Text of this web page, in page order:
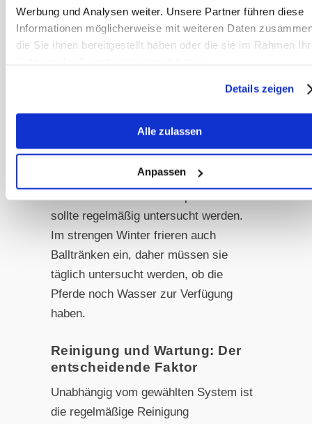
Werbung und Analysen weiter. Unsere Partner führen diese
Informationen möglicherweise mit weiteren Daten
die Sie ihnen bereitgestellt haben oder die sie im Rahmen
Details zeigen
Alle zulassen
Anpassen
niedrigem Wasserdruck zuverlässig.
Die Kosten liegen zwischen 80 und
und damit vom Strom. Fällt diese aus,
steht kein Wasser zur Verfügung.
Auch die Wasserqualität aus privaten
sollte regelmäßig untersucht werden.
Im strengen Winter frieren auch
Balltränken ein, daher müssen sie
täglich untersucht werden, ob die
Pferde noch Wasser zur Verfügung
haben.
Reinigung und Wartung: Der
entscheidende Faktor
Unabhängig vom gewählten System ist
die regelmäßige Reinigung